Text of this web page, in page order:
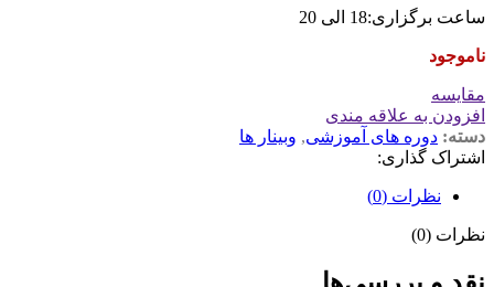
ساعت برگزاری:18 الی 20
ناموجود
مقايسه
افزودن به علاقه مندی
دسته: دوره های آموزشی, وبینار ها
اشتراک گذاری:
نظرات (0)
نظرات (0)